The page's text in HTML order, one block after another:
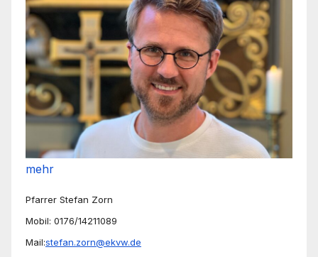
mehr
Pfarrer Stefan Zorn
Mobil: 0176/14211089
Mail:stefan.zorn@ekvw.de